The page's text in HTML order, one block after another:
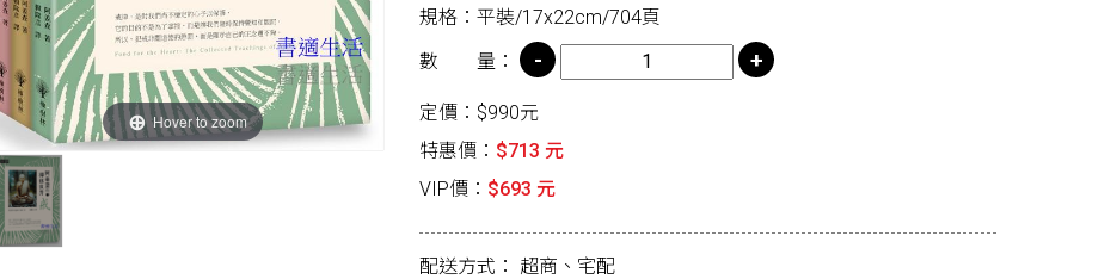
Hover to zoom
規格：平裝/17x22cm/704頁
數 量：
定價：$990元
特惠價： $713 元
VIP價： $693 元
配送方式： 超商、宅配